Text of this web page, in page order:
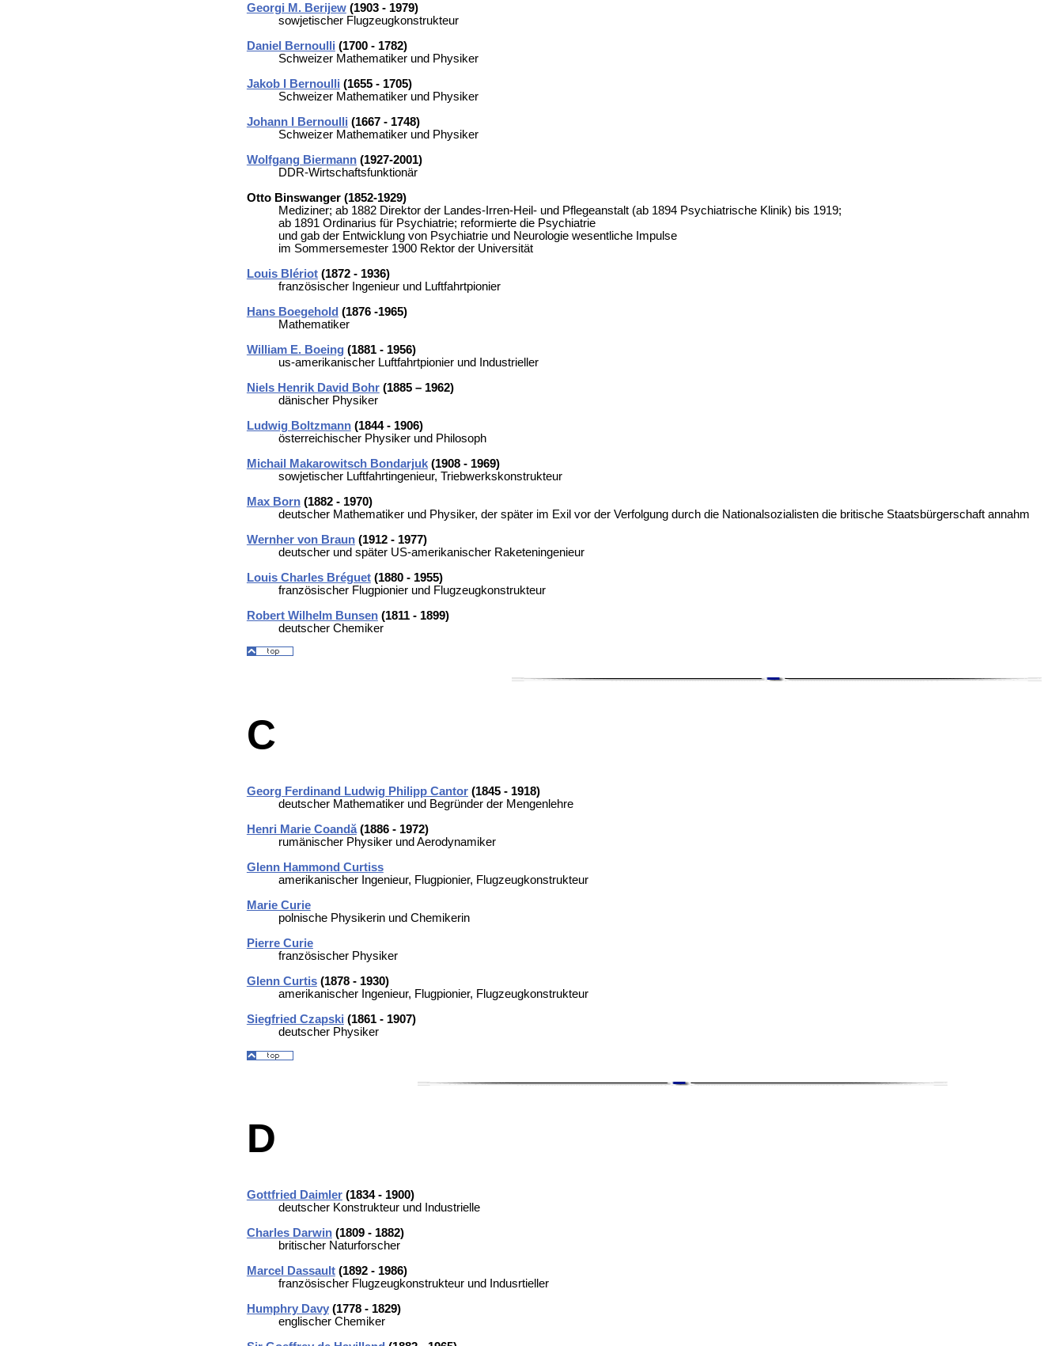
Georgi M. Berijew(1903 - 1979)
sowjetischer Flugzeugkonstrukteur
Daniel Bernoulli (1700 - 1782)
Schweizer Mathematiker und Physiker
Jakob I Bernoulli (1655 - 1705)
Schweizer Mathematiker und Physiker
Johann I Bernoulli (1667 - 1748)
Schweizer Mathematiker und Physiker
Wolfgang Biermann(1927-2001)
DDR-Wirtschaftsfunktionär
Otto Binswanger (1852-1929)
Mediziner; ab 1882 Direktor der Landes-Irren-Heil- und Pflegeanstalt (ab 1894 Psychiatrische Klinik) bis 1919;
ab 1891 Ordinarius für Psychiatrie; reformierte die Psychiatrie
und gab der Entwicklung von Psychiatrie und Neurologie wesentliche Impulse
im Sommersemester 1900 Rektor der Universität
Louis Blériot(1872 - 1936)
französischer Ingenieur und Luftfahrtpionier
Hans Boegehold (1876 -1965)
Mathematiker
William E. Boeing(1881 - 1956)
us-amerikanischer Luftfahrtpionier und Industrieller
Niels Henrik David Bohr(1885 – 1962)
dänischer Physiker
Ludwig Boltzmann(1844 - 1906)
österreichischer Physiker und Philosoph
Michail Makarowitsch Bondarjuk(1908 - 1969)
sowjetischer Luftfahrtingenieur, Triebwerkskonstrukteur
Max Born(1882 - 1970)
deutscher Mathematiker und Physiker, der später im Exil vor der Verfolgung durch die Nationalsozialisten die britische Staatsbürgerschaft annahm
Wernher von Braun(1912 - 1977)
deutscher und später US-amerikanischer Raketeningenieur
Louis Charles Bréguet(1880 - 1955)
französischer Flugpionier und Flugzeugkonstrukteur
Robert Wilhelm Bunsen(1811 - 1899)
deutscher Chemiker
C
Georg Ferdinand Ludwig Philipp Cantor(1845 - 1918)
deutscher Mathematiker und Begründer der Mengenlehre
Henri Marie Coandă(1886 - 1972)
rumänischer Physiker und Aerodynamiker
Glenn Hammond Curtiss
amerikanischer Ingenieur, Flugpionier, Flugzeugkonstrukteur
Marie Curie
polnische Physikerin und Chemikerin
Pierre Curie
französischer Physiker
Glenn Curtis(1878 - 1930)
amerikanischer Ingenieur, Flugpionier, Flugzeugkonstrukteur
Siegfried Czapski (1861 - 1907)
deutscher Physiker
D
Gottfried Daimler(1834 - 1900)
deutscher Konstrukteur und Industrielle
Charles Darwin(1809 - 1882)
britischer Naturforscher
Marcel Dassault(1892 - 1986)
französischer Flugzeugkonstrukteur und Indusrtieller
Humphry Davy(1778 - 1829)
englischer Chemiker